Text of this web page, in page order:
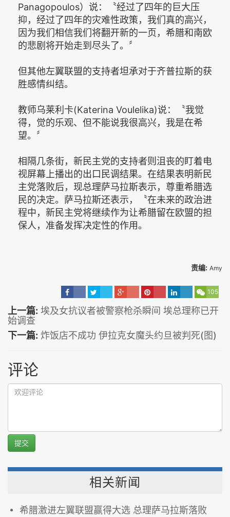
Panagopoulos）说：〝经过了四年的巨大压
抑，经过了四年的灾难性政策，我们真的高兴，
因为我们相信我们将翻开新的一页，希腊和南欧
的悲剧将开始走到尽头了。〞
但其他左翼联盟的支持者坦承对于齐普拉斯的获
胜感情纠结。
教师乌莱利卡(Katerina Voulelika)说：〝我觉
得，觉的乐观、但不能说我很高兴，我是在希
望。〞
相隔几条街，新民主党的支持者则沮丧的盯着电
视屏幕上播出的出口民调结果。在结果表明新民
主党落败后，现总理萨马拉斯表示，尊重希腊选
民的决定。萨马拉斯还表示，〝在未来的政治进
程中，新民主党将继续作为让希腊留在欧盟的担
保人，准备发挥决定性的作用。
责编: Amy
105
上一篇: 埃及女抗议者被警察枪杀瞬间 埃总理称已开
始调查
下一篇: 炸饭店不成功 伊拉克女魔头约旦被判死(图)
评论
提交
相关新闻
希腊激进左翼联盟赢得大选 总理萨马拉斯落败